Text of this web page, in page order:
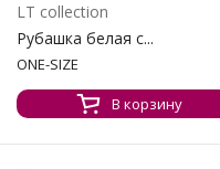
LT collection
Рубашка белая с...
ONE-SIZE
В корзину